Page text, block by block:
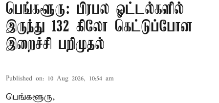
பெங்களூரு: பிரபல ஓட்டல்களில்
இருந்து 132 கிலோ கெட்டுப்போன
இறைச்சி பறிமுதல்
Published on: 10 Aug 2026, 10:54 am
பெங்களூரு,